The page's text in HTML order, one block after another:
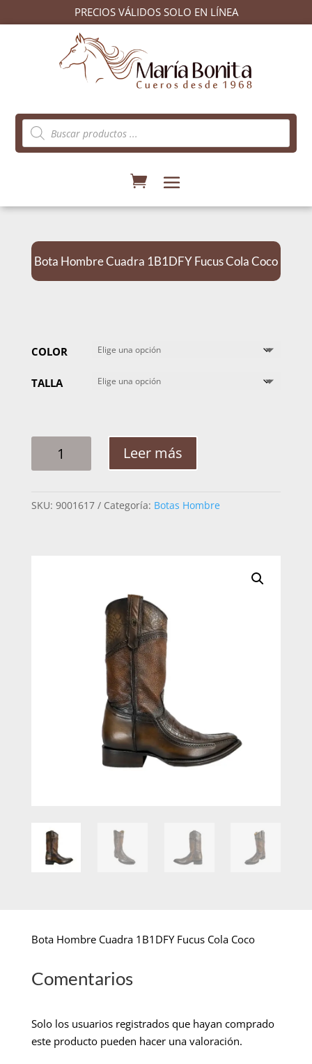
PRECIOS VÁLIDOS SOLO EN LÍNEA
Búsqueda
de
productos
Bota Hombre Cuadra 1B1DFY Fucus Cola Coco
COLOR
TALLA
HOMBRE
FUCUS
Leer más
SKU: 9001617 Categoría: Botas Hombre
Bota Hombre Cuadra 1B1DFY Fucus Cola Coco
Comentarios
Solo los usuarios registrados que hayan comprado
este producto pueden hacer una valoración.